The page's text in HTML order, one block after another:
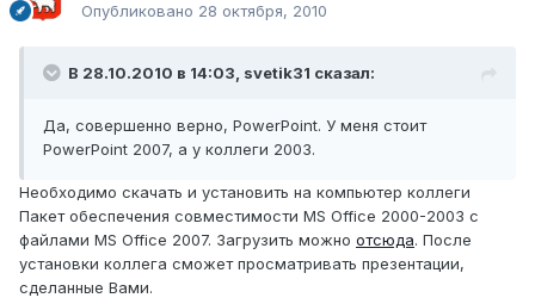
Опубликовано 28 октября, 2010
В 28.10.2010 в 14:03, svetik31 сказал:
Да, совершенно верно, PowerPoint. У меня стоит
PowerPoint 2007, а у коллеги 2003.
Необходимо скачать и установить на компьютер коллеги
Пакет обеспечения совместимости MS Office 2000-2003 с
файлами MS Office 2007. Загрузить можно отсюда. После
установки коллега сможет просматривать презентации,
сделанные Вами.